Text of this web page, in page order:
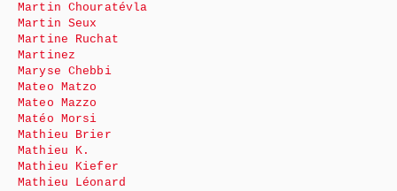
Martin Chouratévla
Martin Seux
Martine Ruchat
Martinez
Maryse Chebbi
Mateo Matzo
Mateo Mazzo
Matéo Morsi
Mathieu Brier
Mathieu K.
Mathieu Kiefer
Mathieu Léonard